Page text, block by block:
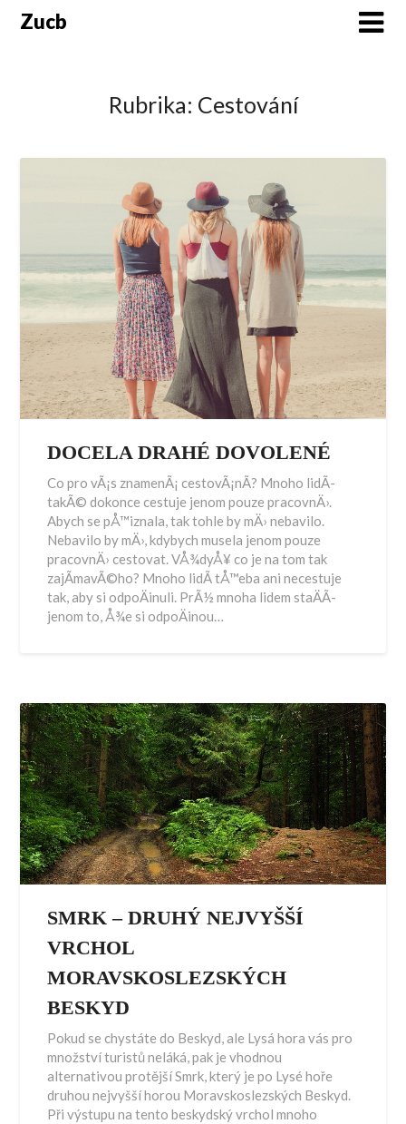
SkipZucb
Rubrika: Cestování
DOCELA DRAHÉ DOVOLENÉ
Co pro vÃ¡s znamenÃ¡ cestovÃ¡nÃ­? Mnoho lidÃ­
takÃ© dokonce cestuje jenom pouze pracovnÄ›.
Abych se pÅ™iznala, tak tohle by mÄ› nebavilo.
Nebavilo by mÄ›, kdybych musela jenom pouze
pracovnÄ› cestovat. VÅ¾dyÅ¥ co je na tom tak
zajÃ­mavÃ©ho? Mnoho lidÃ­ tÅ™eba ani necestuje
tak, aby si odpoÄinuli. PrÃ½ mnoha lidem staÄÃ­
jenom to, Å¾e si odpoÄinou…
SMRK – DRUHÝ NEJVYŠŠÍ
VRCHOL
MORAVSKOSLEZSKÝCH
BESKYD
Pokud se chystáte do Beskyd, ale Lysá hora vás pro
množství turistů neláká, pak je vhodnou
alternativou protější Smrk, který je po Lysé hoře
druhou nejvyšší horou Moravskoslezských Beskyd.
Při výstupu na tento beskydský vrchol mnoho